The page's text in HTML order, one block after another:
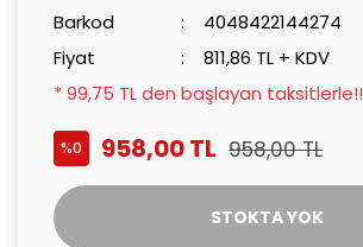
Barkod
4048422144274
Fiyat
811,86 TL + KDV
* 99,75 TL den başlayan taksitlerle!!
%0 958,00 TL 958,00 TL
STOKTA YOK